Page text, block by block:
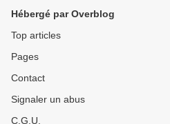
Hébergé par Overblog
Top articles
Pages
Contact
Signaler un abus
C.G.U.